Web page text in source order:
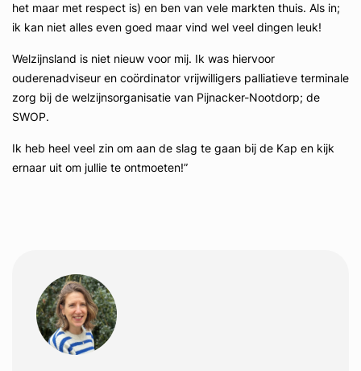
het maar met respect is) en ben van vele markten thuis. Als in;
ik kan niet alles even goed maar vind wel veel dingen leuk!
Welzijnsland is niet nieuw voor mij. Ik was hiervoor
ouderenadviseur en coördinator vrijwilligers palliatieve terminale
zorg bij de welzijnsorganisatie van Pijnacker-Nootdorp; de
SWOP.
Ik heb heel veel zin om aan de slag te gaan bij de Kap en kijk
ernaar uit om jullie te ontmoeten!”